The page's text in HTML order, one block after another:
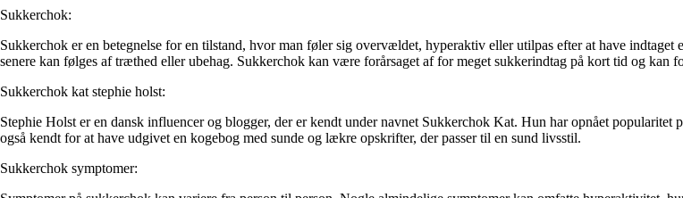
Sukkerchok:
Sukkerchok er en betegnelse for en tilstand, hvor man føler sig overvældet, hyperaktiv eller utilpas efter at have
senere kan følges af træthed eller ubehag. Sukkerchok kan være forårsaget af for meget sukkerindtag på kort tid og kan
Sukkerchok kat stephie holst:
Stephie Holst er en dansk influencer og blogger, der er kendt under navnet Sukkerchok Kat. Hun har opnået
også kendt for at have udgivet en kogebog med sunde og lækre opskrifter, der passer til en sund livsstil.
Sukkerchok symptomer: